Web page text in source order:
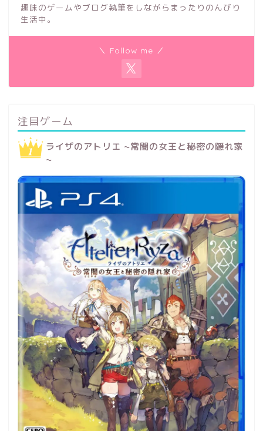
趣味のゲームやブログ執筆をしながらまったりのんびり
生活中。
＼ Follow me ／
注目ゲーム
ライザのアトリエ ~常闇の女王と秘密の隠れ家
~